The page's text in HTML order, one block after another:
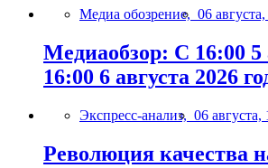
Медиа обозрение, 06
Медиаобзор: С 16:00 5
16:00 6 августа 2026
Экспресс-анализ, 06 августа,
Революция качества